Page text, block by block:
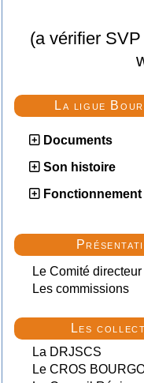
La ligue
Documents
Son histoire
Fonctionnement
Le Comité
Les commissions
Les
La DRJSCS
Le CROS
(a vérifier